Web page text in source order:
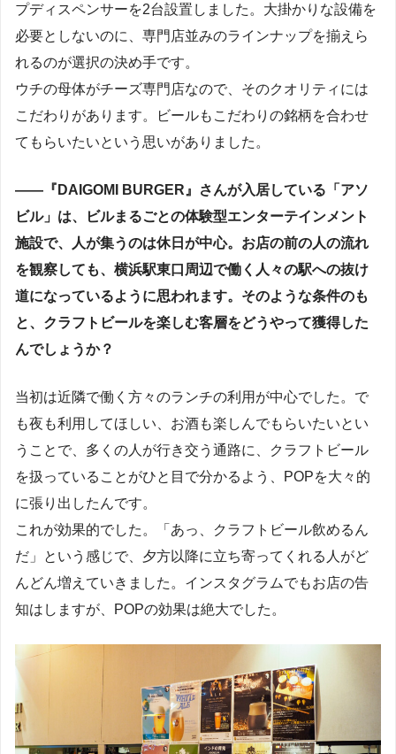
プディスペンサーを2台設置しました。大掛かりな設備を
必要としないのに、専門店並みのラインナップを揃えら
れるのが選択の決め手です。
ウチの母体がチーズ専門店なので、そのクオリティには
こだわりがあります。ビールもこだわりの銘柄を合わせ
てもらいたいという思いがありました。
――『DAIGOMI BURGER』さんが入居している「アソ
ビル」は、ビルまるごとの体験型エンターテインメント
施設で、人が集うのは休日が中心。お店の前の人の流れ
を観察しても、横浜駅東口周辺で働く人々の駅への抜け
道になっているように思われます。そのような条件のも
と、クラフトビールを楽しむ客層をどうやって獲得した
んでしょうか？
当初は近隣で働く方々のランチの利用が中心でした。で
も夜も利用してほしい、お酒も楽しんでもらいたいとい
うことで、多くの人が行き交う通路に、クラフトビール
を扱っていることがひと目で分かるよう、POPを大々的
に張り出したんです。
これが効果的でした。「あっ、クラフトビール飲めるん
だ」という感じで、夕方以降に立ち寄ってくれる人がど
んどん増えていきました。インスタグラムでもお店の告
知はしますが、POPの効果は絶大でした。